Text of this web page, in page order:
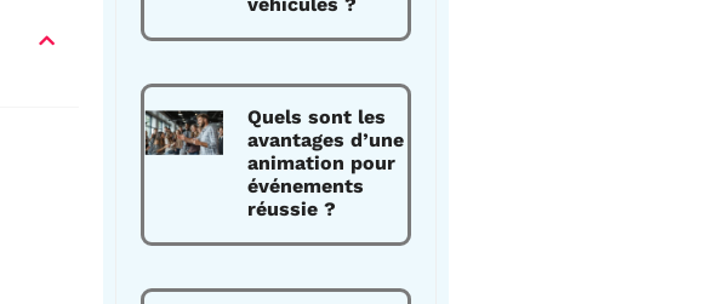
Quels sont les
avantages d’une
animation pour
événements
réussie ?